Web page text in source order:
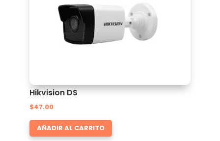
Hikvision DS
$47.00
AÑADIR AL CARRITO